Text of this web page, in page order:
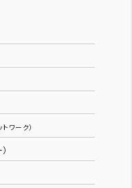
ワーク）